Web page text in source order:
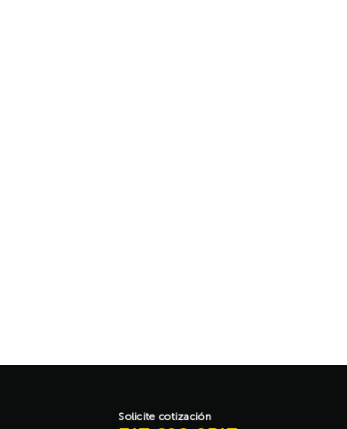
Solicite cotización